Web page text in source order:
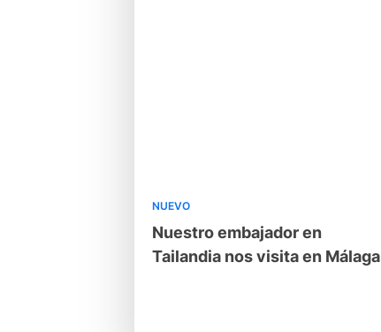
NUEVO
Nuestro embajador en
Tailandia nos visita en Málaga